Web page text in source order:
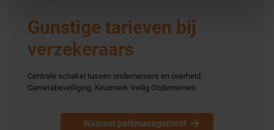
Gunstige tarieven bij
verzekeraars
Centrale schakel tussen ondernemers en overheid.
Camerabeveiliging. Keurmerk Veilig Ondernemen.
Waarom parkmanagement